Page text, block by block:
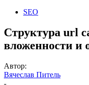
SEO
Структура url
вложенности и
Автор:
Вячеслав Питель
-